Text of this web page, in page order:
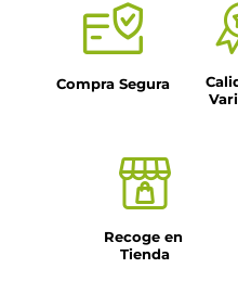
Compra Segura
Recoge en
Tienda